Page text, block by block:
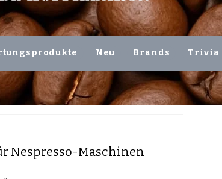
Neu Brands Trivia
Nespresso-Maschinen